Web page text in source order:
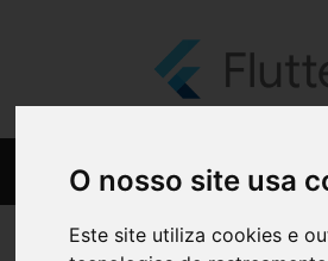
O nosso site usa
Este site utiliza cookies e